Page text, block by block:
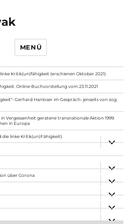
MENÜ
Kritik(un)fähigkeit (erschienen Oktober 2021)
Online-Buchvorstellung vom 23.11.2021
Gerhard Hanloser im Gespräch- jenseits von sog.
Vergessenheit geratene transnationale Aktion 1999:
in Europa
linke Kritik(un)Fähigkeit).
anzeigen
anzeigen
über Corona
anzeigen
anzeigen
anzeigen